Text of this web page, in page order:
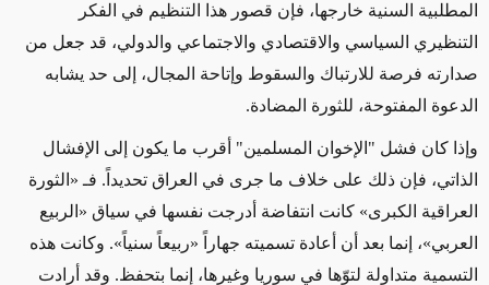
المطلبية السنية خارجها، فإن قصور هذا التنظيم في الفكر
التنظيري السياسي والاقتصادي والاجتماعي والدولي، قد جعل من
صدارته فرصة للارتباك والسقوط وإتاحة المجال، إلى حد يشابه
الدعوة المفتوحة، للثورة المضادة.
وإذا كان فشل "الإخوان المسلمين" أقرب ما يكون إلى الإفشال
الذاتي، فإن ذلك على خلاف ما جرى في العراق تحديداً. فـ «الثورة
العراقية الكبرى» كانت انتفاضة أدرجت نفسها في سياق «الربيع
العربي»، إنما بعد أن أعادة تسميته جهاراً «ربيعاً سنياً». وكانت هذه
التسمية متداولة لتوّها في سوريا وغيرها، إنما بتحفظ. وقد أرادت